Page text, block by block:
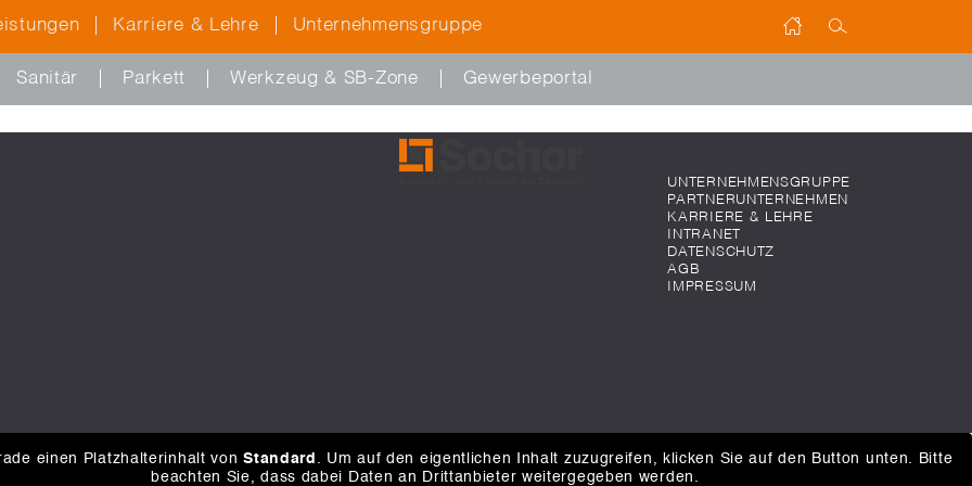
Karriere & Lehre Unternehmensgruppe
Sanitär Parkett Werkzeug & SB-Zone Gewerbeportal
UNTERNEHMENSGRUPPE
PARTNERUNTERNEHMEN
KARRIERE & LEHRE
INTRANET
DATENSCHUTZ
AGB
IMPRESSUM
einen Platzhalterinhalt vonStandard . Um auf den eigentlichen Inhalt zuzugreifen, klicken Sie auf den Button unten. Bitte
beachten Sie, dass dabei Daten an Drittanbieter weitergegeben werden.